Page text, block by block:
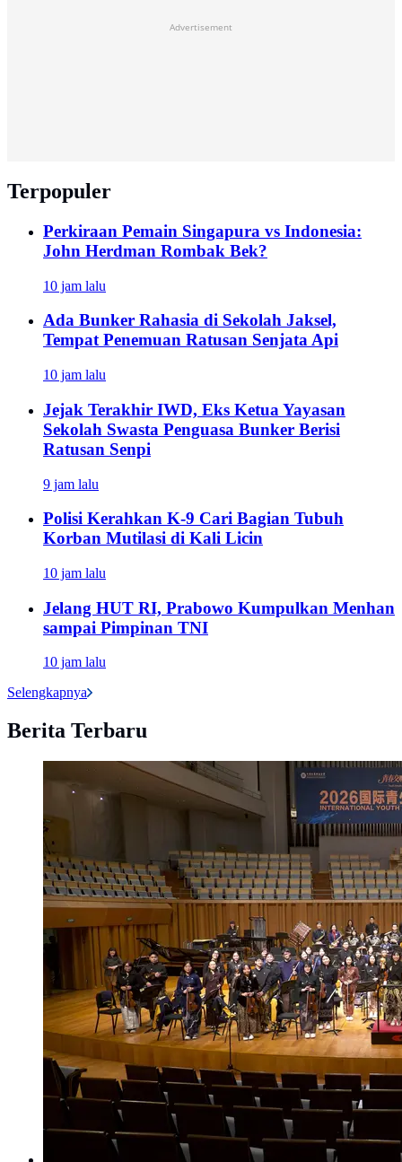
Advertisement
Terpopuler
Perkiraan Pemain Singapura vs Indonesia:
John Herdman Rombak Bek?
10 jam lalu
Ada Bunker Rahasia di Sekolah Jaksel,
Tempat Penemuan Ratusan Senjata Api
10 jam lalu
Jejak Terakhir IWD, Eks Ketua Yayasan
Sekolah Swasta Penguasa Bunker Berisi
Ratusan Senpi
9 jam lalu
Polisi Kerahkan K-9 Cari Bagian Tubuh
Korban Mutilasi di Kali Licin
10 jam lalu
Jelang HUT RI, Prabowo Kumpulkan Menhan
sampai Pimpinan TNI
10 jam lalu
Selengkapnya
Berita Terbaru